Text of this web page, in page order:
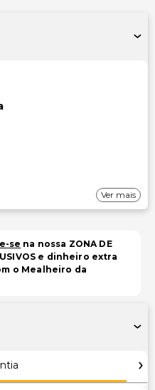
Ver mais
se na nossa ZONA DE
e dinheiro extra
o Mealheiro da